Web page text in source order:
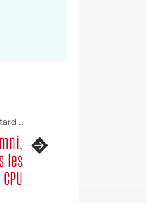
...
les